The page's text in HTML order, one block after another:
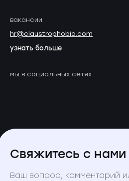
вакансии
hr@claustrophobia.com
узнать больше
мы в социальных сетях
Свяжитесь с нами
Ваш вопрос, комментарий